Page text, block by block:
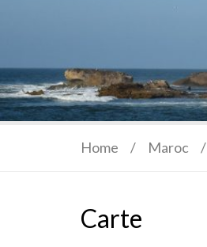
Home / Maroc /
Carte